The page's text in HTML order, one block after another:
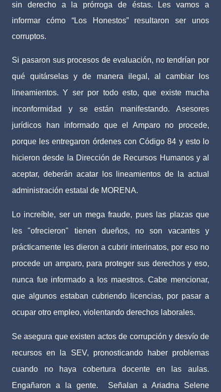
sin derecho a la prórroga de éstas. Les vamos a
informar cómo “Los Honestos” resultaron ser unos
corruptos.
Si pasaron sus procesos de evaluación, no tendrían por
qué quitárselas y de manera ilegal, al cambiar los
lineamientos. Y ser por todo esto, que existe mucha
inconformidad y se están manifestando. Asesores
jurídicos han informado que el Amparo no procede,
porque les entregaron órdenes con Código 84 y esto lo
hicieron desde la Dirección de Recursos Humanos y al
aceptar, deberán acatar los lineamientos de la actual
administración estatal de MORENA.
Lo increíble, ser un mega fraude, pues las plazas que
les "ofrecieron" tienen dueños, no son vacantes y
prácticamente les dieron a cubrir interinatos, por eso no
procede un amparo, para proteger sus derechos y eso,
nunca fue informado a los maestros. Cabe mencionar,
que algunos estaban cubriendo licencias, por pasar a
ocupar otro empleo, violentando derechos laborales.
Se asegura que existen actos de corrupción y desvío de
recursos en la SEV, pronosticando haber problemas
cuando no haya cobertura docente en las aulas.
Engañaron a la gente.
Señalan a Ariadna Selene